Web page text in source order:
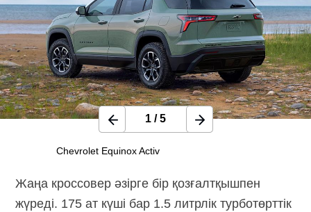
Chevrolet Equinox Activ
1 /5
Жаңа кроссовер әзірге бір қозғалтқышпен
жүреді. 175 ат күші бар 1.5 литрлік турботөрттік